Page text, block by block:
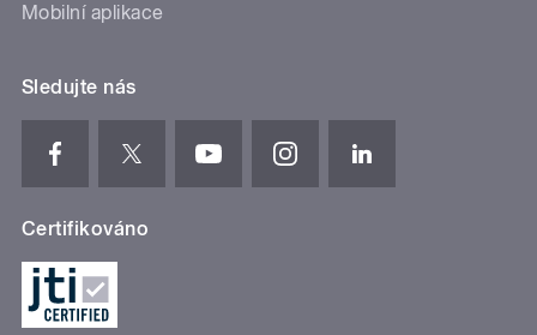
Mobilní aplikace
Sledujte nás
Certifikováno